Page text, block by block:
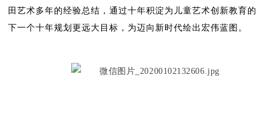
田艺术多年的经验总结，通过十年积淀为儿童艺术创新教育的
下一个十年规划更远大目标，为迈向新时代绘出宏伟蓝图。